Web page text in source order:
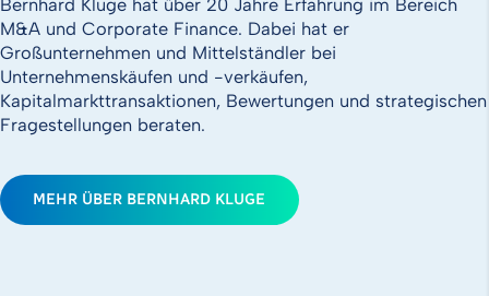
Bernhard Kluge hat über 20 Jahre Erfahrung im Bereich
M&A und Corporate Finance. Dabei hat er
Großunternehmen und Mittelständler bei
Unternehmenskäufen und -verkäufen,
Kapitalmarkttransaktionen, Bewertungen und strategischen
Fragestellungen beraten.
MEHR ÜBER BERNHARD KLUGE